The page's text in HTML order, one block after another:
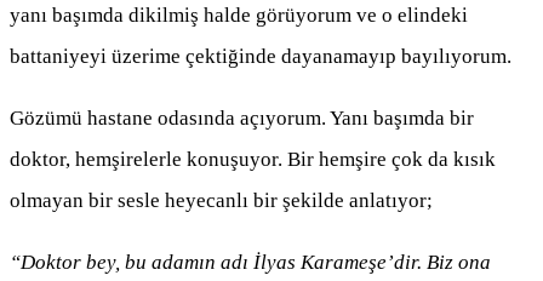
yanı başımda dikilmiş halde görüyorum ve o elindeki
battaniyeyi üzerime çektiğinde dayanamayıp bayılıyorum.
Gözümü hastane odasında açıyorum. Yanı başımda bir
doktor, hemşirelerle konuşuyor. Bir hemşire çok da kısık
olmayan bir sesle heyecanlı bir şekilde anlatıyor;
“Doktor bey, bu adamın adı İlyas Karameşe’dir. Biz ona